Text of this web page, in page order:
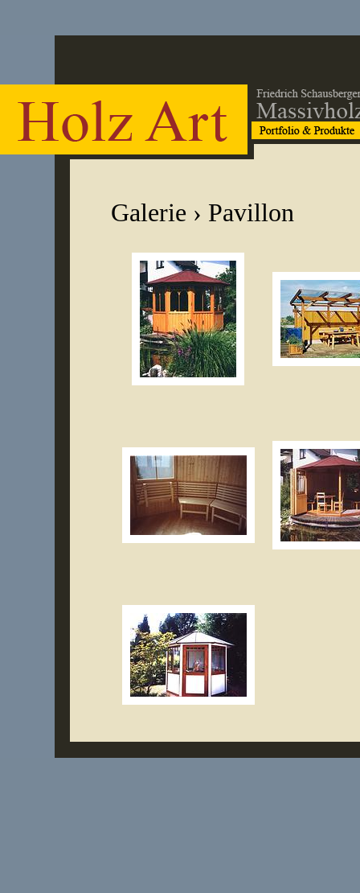
Galerie › Pavillon